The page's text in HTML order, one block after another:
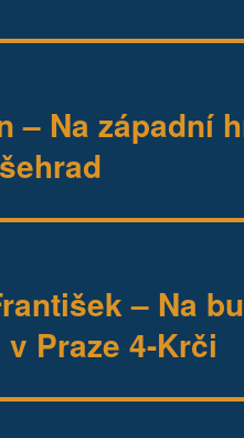
– Na západní
– Na
Praze 4-Krči